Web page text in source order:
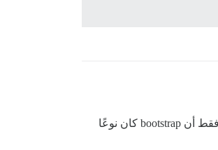
آه، شكراً لتوضيح هذه التفاصيل. الأمور أصبحت منطقية الآن. لقد قمت بتغيير إعدادات TL للمستخدمين الجدد وملخصاتهم في وقت ما - اعتقدت فقط أن bootstrap كان نوعًا